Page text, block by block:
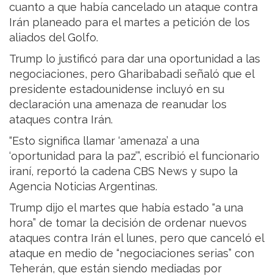
cuanto a que había cancelado un ataque contra
Irán planeado para el martes a petición de los
aliados del Golfo.
Trump lo justificó para dar una oportunidad a las
negociaciones, pero Gharibabadi señaló que el
presidente estadounidense incluyó en su
declaración una amenaza de reanudar los
ataques contra Irán.
“Esto significa llamar ‘amenaza’ a una
‘oportunidad para la paz’”, escribió el funcionario
iraní, reportó la cadena CBS News y supo la
Agencia Noticias Argentinas.
Trump dijo el martes que había estado “a una
hora” de tomar la decisión de ordenar nuevos
ataques contra Irán el lunes, pero que canceló el
ataque en medio de “negociaciones serias” con
Teherán, que están siendo mediadas por